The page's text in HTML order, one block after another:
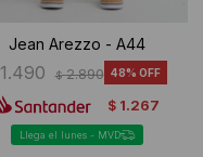
Jean Arezzo - A44
1.490 $ 2.890 48
$ 1.267
Llega el lunes - MVD